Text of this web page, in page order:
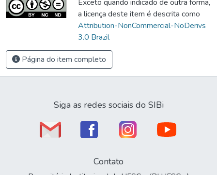
Exceto quando indicado de outra forma,
a licença deste item é descrita como
Attribution-NonCommercial-NoDerivs
3.0 Brazil
Página do item completo
Siga as redes sociais do SIBi
Contato